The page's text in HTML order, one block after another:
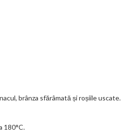
brânza sfărâmată și roșiile uscate.
180°C.